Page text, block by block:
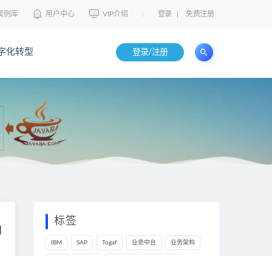
例库 用户中心 VIP介绍 登录 免费注册
化转型 登录/注册
标签
IBM SAP Togaf 业务中台 业务架构